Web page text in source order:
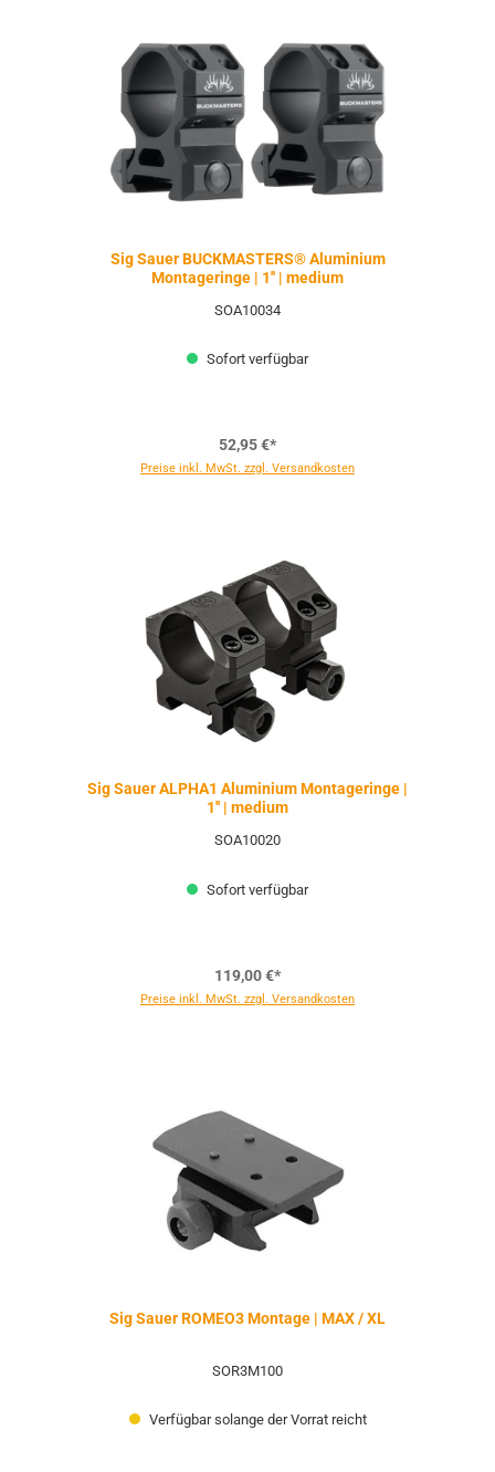
Sig Sauer BUCKMASTERS® Aluminium
Montageringe | 1'' | medium
SOA10034
Sofort verfügbar
52,95 €*
Preise inkl. MwSt. zzgl. Versandkosten
Sig Sauer ALPHA1 Aluminium Montageringe |
1'' | medium
SOA10020
Sofort verfügbar
119,00 €*
Preise inkl. MwSt. zzgl. Versandkosten
Sig Sauer ROMEO3 Montage | MAX / XL
SOR3M100
Verfügbar solange der Vorrat reicht